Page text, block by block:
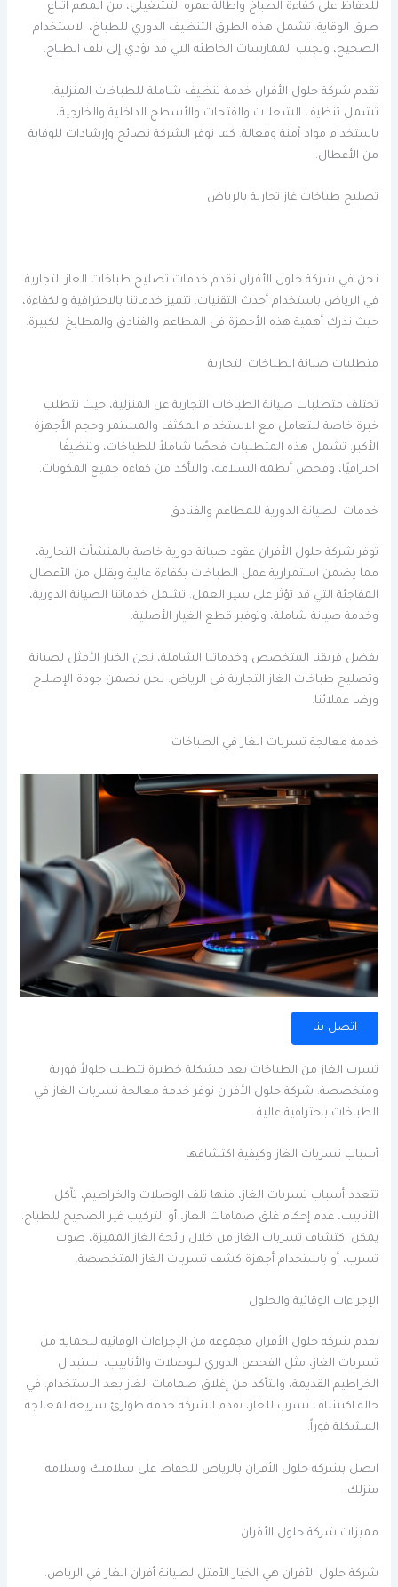
للحفاظ على كفاءة الطباخ واطالة عمره التشغيلي، من المهم اتباع
طرق الوقاية. تشمل هذه الطرق التنظيف الدوري للطباخ، الاستخدام
الصحيح، وتجنب الممارسات الخاطئة التي قد تؤدي إلى تلف الطباخ.
تقدم شركة حلول الأفران خدمة تنظيف شاملة للطباخات المنزلية،
تشمل تنظيف الشعلات والفتحات والأسطح الداخلية والخارجية،
باستخدام مواد آمنة وفعالة. كما توفر الشركة نصائح وإرشادات للوقاية
من الأعطال.
تصليح طباخات غاز تجارية بالرياض
نحن في شركة حلول الأفران نقدم خدمات تصليح طباخات الغاز التجارية
في الرياض باستخدام أحدث التقنيات. تتميز خدماتنا بالاحترافية والكفاءة،
حيث ندرك أهمية هذه الأجهزة في المطاعم والفنادق والمطابخ الكبيرة.
متطلبات صيانة الطباخات التجارية
تختلف متطلبات صيانة الطباخات التجارية عن المنزلية، حيث تتطلب
خبرة خاصة للتعامل مع الاستخدام المكثف والمستمر وحجم الأجهزة
الأكبر. تشمل هذه المتطلبات فحصًا شاملاً للطباخات، وتنظيفًا
احترافيًا، وفحص أنظمة السلامة، والتأكد من كفاءة جميع المكونات.
خدمات الصيانة الدورية للمطاعم والفنادق
توفر شركة حلول الأفران عقود صيانة دورية خاصة بالمنشآت التجارية،
مما يضمن استمرارية عمل الطباخات بكفاءة عالية ويقلل من الأعطال
المفاجئة التي قد تؤثر على سير العمل. تشمل خدماتنا الصيانة الدورية،
وخدمة صيانة شاملة، وتوفير قطع الغيار الأصلية.
بفضل فريقنا المتخصص وخدماتنا الشاملة، نحن الخيار الأمثل لصيانة
وتصليح طباخات الغاز التجارية في الرياض. نحن نضمن جودة الإصلاح
ورضا عملائنا.
خدمة معالجة تسربات الغاز في الطباخات
اتصل بنا
تسرب الغاز من الطباخات يعد مشكلة خطيرة تتطلب حلولاً فورية
ومتخصصة. شركة حلول الأفران توفر خدمة معالجة تسربات الغاز في
الطباخات باحترافية عالية.
أسباب تسربات الغاز وكيفية اكتشافها
تتعدد أسباب تسربات الغاز، منها تلف الوصلات والخراطيم، تآكل
الأنابيب، عدم إحكام غلق صمامات الغاز، أو التركيب غير الصحيح للطباخ.
يمكن اكتشاف تسربات الغاز من خلال رائحة الغاز المميزة، صوت
تسرب، أو باستخدام أجهزة كشف تسربات الغاز المتخصصة.
الإجراءات الوقائية والحلول
تقدم شركة حلول الأفران مجموعة من الإجراءات الوقائية للحماية من
تسربات الغاز، مثل الفحص الدوري للوصلات والأنابيب، استبدال
الخراطيم القديمة، والتأكد من إغلاق صمامات الغاز بعد الاستخدام. في
حالة اكتشاف تسرب للغاز، تقدم الشركة خدمة طوارئ سريعة لمعالجة
المشكلة فوراً.
اتصل بشركة حلول الأفران بالرياض للحفاظ على سلامتك وسلامة
منزلك.
مميزات شركة حلول الأفران
شركة حلول الأفران هي الخيار الأمثل لصيانة أفران الغاز في الرياض.